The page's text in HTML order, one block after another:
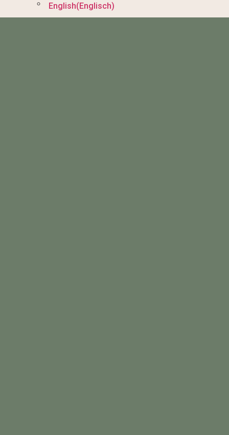
English(Englisch)